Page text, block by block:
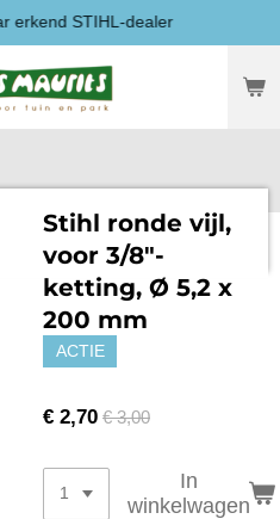
erkend STIHL-dealer
Stihl ronde vijl,
voor 3/8"-
ketting, Ø 5,2 x
200 mm
ACTIE
€ 2,70 € 3,00
In
winkelwagen